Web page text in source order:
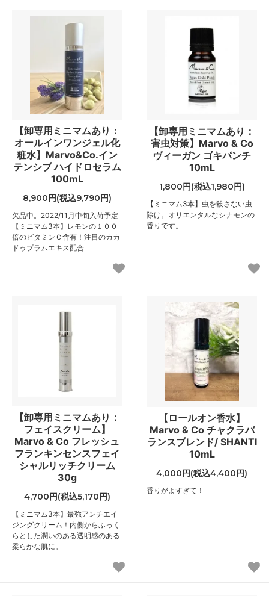
【卸専用ミニマムあり：
オールインワンジェル化
粧水】Marvo&Co.イン
テンシブ ハイドロセラム
100mL
8,900円(税込9,790円)
欠品中。2022/11月中旬入荷予定
【ミニマム3本】レモンの１００
倍のビタミンＣ含有！注目のカカ
ドゥプラムエキス配合
【卸専用ミニマムあり：
害虫対策】Marvo & Co
ヴィーガン ゴキパンチ
10mL
1,800円(税込1,980円)
【ミニマム3本】虫を殺さない虫
除け。オリエンタルなシナモンの
香りです。
【卸専用ミニマムあり：
フェイスクリーム】
Marvo & Co フレッシュ
フランキンセンスフェイ
シャルリッチクリーム
30g
4,700円(税込5,170円)
【ミニマム3本】最強アンチエイ
ジングクリーム！内側からふっく
らとした潤いのある透明感のある
柔らかな肌に。
【ロールオン香水】
Marvo & Co チャクラバ
ランスブレンド/ SHANTI
10mL
4,000円(税込4,400円)
香りがよすぎて！